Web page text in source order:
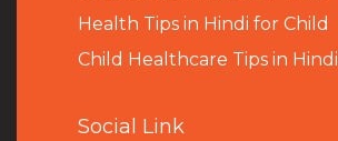
Health Tips in Hindi for Child
Child Healthcare Tips in Hindi
Social Link